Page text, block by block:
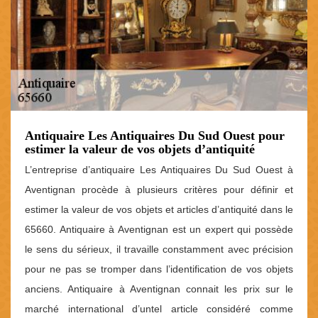
Antiquaire Les Antiquaires Du Sud Ouest pour
estimer la valeur de vos objets d’antiquité
L’entreprise d’antiquaire Les Antiquaires Du Sud Ouest à
Aventignan procède à plusieurs critères pour définir et
estimer la valeur de vos objets et articles d’antiquité dans le
65660. Antiquaire à Aventignan est un expert qui possède
le sens du sérieux, il travaille constamment avec précision
pour ne pas se tromper dans l’identification de vos objets
anciens. Antiquaire à Aventignan connait les prix sur le
marché international d’untel article considéré comme